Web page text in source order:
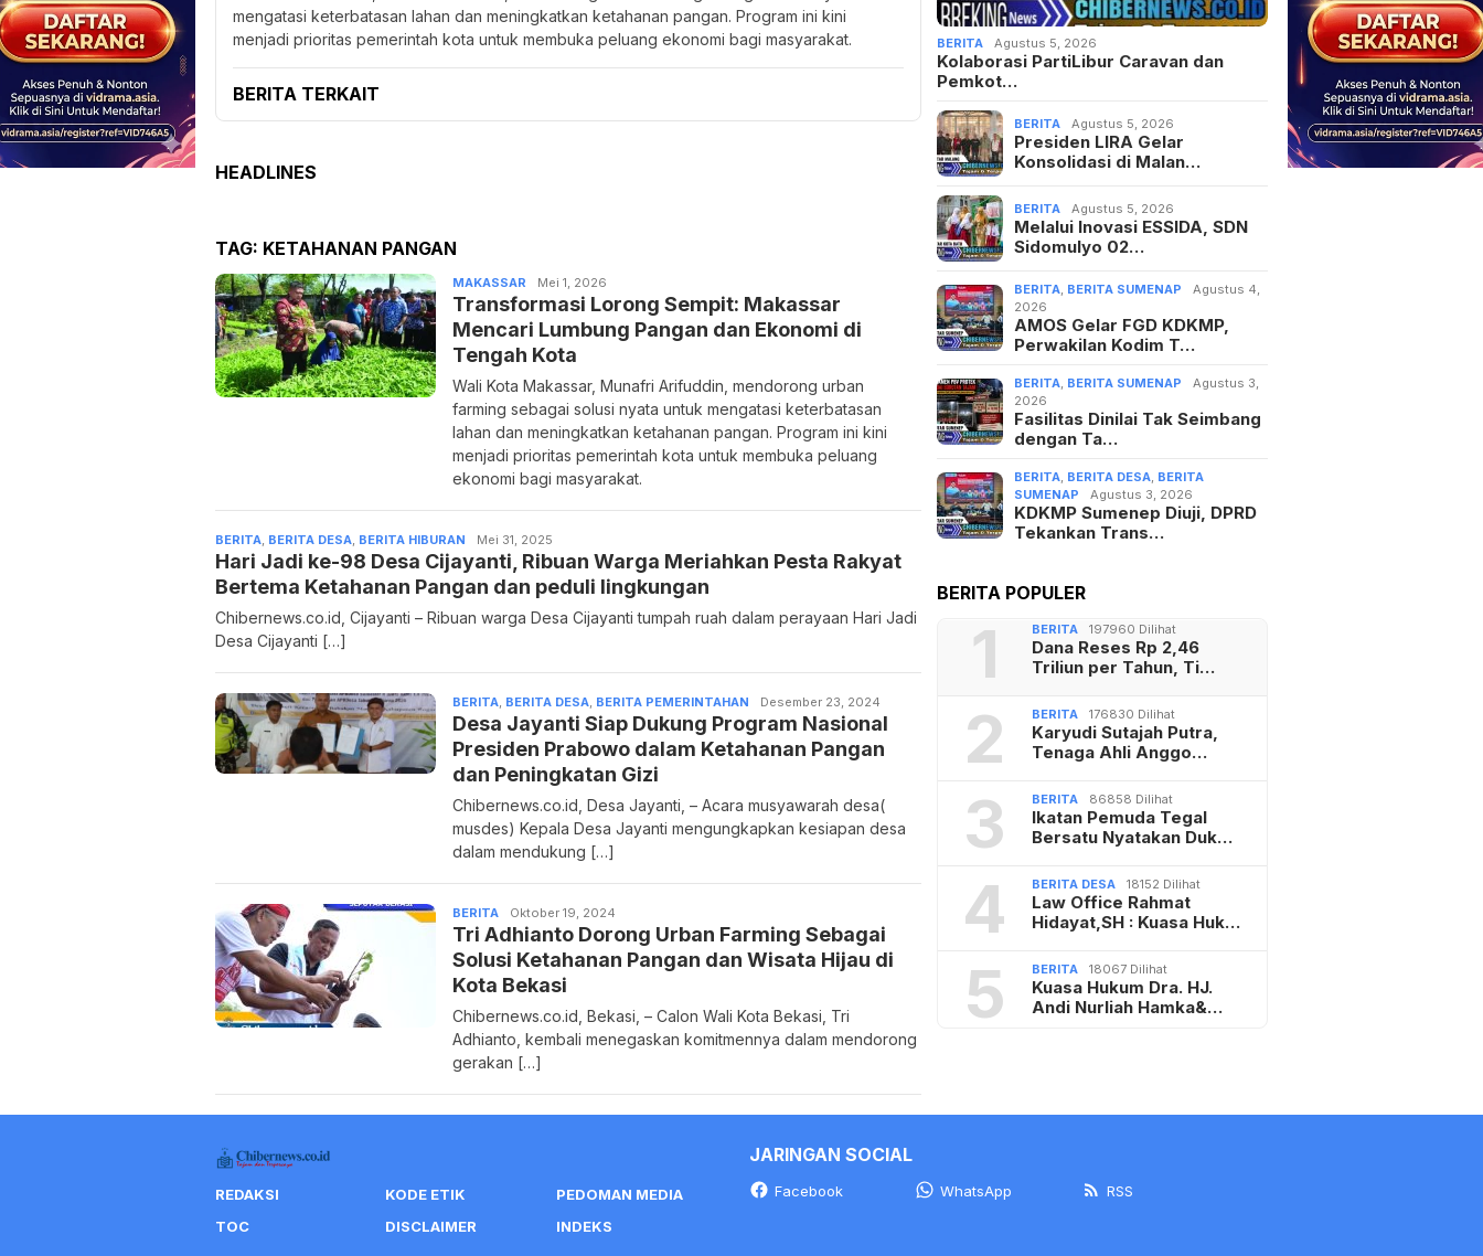
mengatasi keterbatasan lahan dan meningkatkan ketahanan pangan. Program ini kini
menjadi prioritas pemerintah kota untuk membuka peluang ekonomi bagi masyarakat.
BERITA TERKAIT
HEADLINES
TAG: KETAHANAN PANGAN
MAKASSAR Mei 1, 2026
Transformasi Lorong Sempit: Makassar
Mencari Lumbung Pangan dan Ekonomi di
Tengah Kota
Wali Kota Makassar, Munafri Arifuddin, mendorong urban
farming sebagai solusi nyata untuk mengatasi keterbatasan
lahan dan meningkatkan ketahanan pangan. Program ini kini
menjadi prioritas pemerintah kota untuk membuka peluang
ekonomi bagi masyarakat.
BERITA, BERITA DESA, BERITA HIBURAN Admin
Mei 31, 2025
Hari Jadi ke-98 Desa Cijayanti, Ribuan Warga Meriahkan Pesta Rakyat
Bertema Ketahanan Pangan dan peduli lingkungan
Chibernews.co.id, Cijayanti – Ribuan warga Desa Cijayanti tumpah ruah dalam perayaan Hari Jadi
Desa Cijayanti […]
BERITA, BERITA DESA, BERITA PEMERINTAHAN Admin
Desember 23, 2024
Desa Jayanti Siap Dukung Program Nasional
Presiden Prabowo dalam Ketahanan Pangan
dan Peningkatan Gizi
Chibernews.co.id, Desa Jayanti, – Acara musyawarah desa(
musdes) Kepala Desa Jayanti mengungkapkan kesiapan desa
dalam mendukung […]
BERITA Admin
Oktober 19, 2024
Tri Adhianto Dorong Urban Farming Sebagai
Solusi Ketahanan Pangan dan Wisata Hijau di
Kota Bekasi
Chibernews.co.id, Bekasi, – Calon Wali Kota Bekasi, Tri
Adhianto, kembali menegaskan komitmennya dalam mendorong
gerakan […]
BERITA Agustus 5, 2026
Kolaborasi PartiLibur Caravan dan
Pemkot…
BERITA Agustus 5, 2026
Presiden LIRA Gelar
Konsolidasi di Malan…
BERITA Agustus 5, 2026
Melalui Inovasi ESSIDA, SDN
Sidomulyo 02…
BERITA BERITA SUMENAP
Agustus 4,
2026
AMOS Gelar FGD KDKMP,
Perwakilan Kodim T…
BERITA BERITA SUMENAP
Agustus 3,
2026
Fasilitas Dinilai Tak Seimbang
dengan Ta…
BERITA BERITA DESA BERITA
SUMENAP
Agustus 3, 2026
KDKMP Sumenep Diuji, DPRD
Tekankan Trans…
BERITA POPULER
1 BERITA 197960 Dilihat
Dana Reses Rp 2,46
Triliun per Tahun, Ti…
2 BERITA 176830 Dilihat
Karyudi Sutajah Putra,
Tenaga Ahli Anggo…
3 BERITA 86858 Dilihat
Ikatan Pemuda Tegal
Bersatu Nyatakan Duk…
4 BERITA DESA 18152 Dilihat
Law Office Rahmat
Hidayat,SH : Kuasa Huk…
5 BERITA 18067 Dilihat
Kuasa Hukum Dra. HJ.
Andi Nurliah Hamka&…
REDAKSI KODE ETIK
PEDOMAN MEDIA
TOC
DISCLAIMER INDEKS
JARINGAN SOCIAL
Facebook WhatsApp RSS